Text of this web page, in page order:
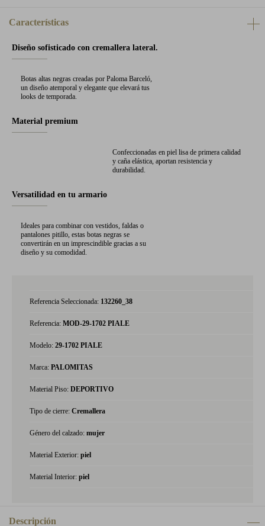
Características
Diseño sofisticado con cremallera lateral.
Botas altas negras creadas por Paloma Barceló,
un diseño atemporal y elegante que elevará tus
looks de temporada.
Material premium
Confeccionadas en piel lisa de primera calidad
y caña elástica, aportan resistencia y
durabilidad.
Versatilidad en tu armario
Ideales para combinar con vestidos, faldas o
pantalones pitillo, estas botas negras se
convertirán en un imprescindible gracias a su
diseño y su comodidad.
Referencia Seleccionada: 132260_38
Referencia: MOD-29-1702 PIALE
Modelo: 29-1702 PIALE
Marca: PALOMITAS
Material Piso: DEPORTIVO
Tipo de cierre: Cremallera
Género del calzado: mujer
Material Exterior: piel
Material Interior: piel
Descripción